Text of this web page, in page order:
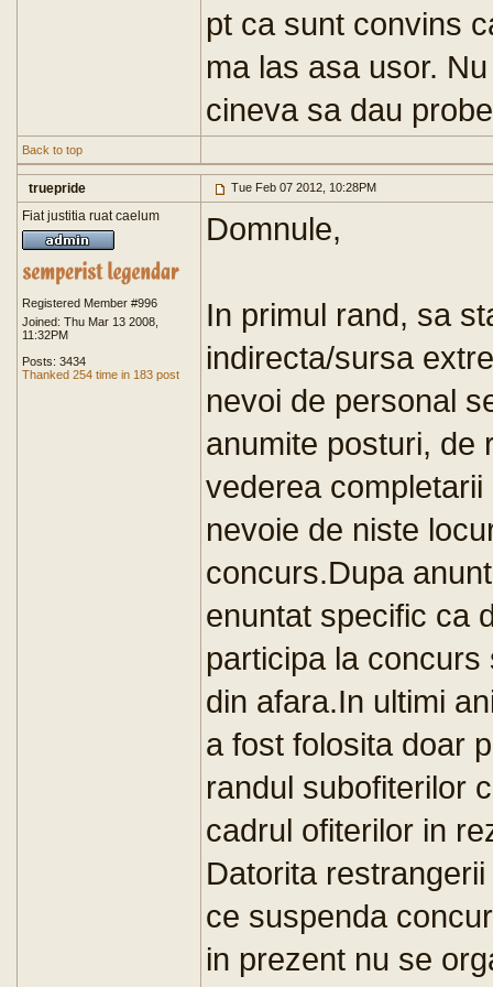
pt ca sunt convins
ma las asa usor.
cineva sa dau
Back to top
truepride Tue Feb 07 2012, 10:28PM
Fiat justitia ruat caelum
Registered Member #996
Joined: Thu Mar 13 2008,
11:32PM
Posts: 3434
Thanked 254 time in 183 post
Domnule,
In primul rand, sa
indirecta/sursa
nevoi de personal
anumite posturi, de
vederea
nevoie de niste
concurs.Dupa
enuntat specific ca
participa la
din afara.In ultimi
a fost folosita doar
randul subofiterilor
cadrul ofiterilor in
Datorita
ce suspenda
in prezent nu se